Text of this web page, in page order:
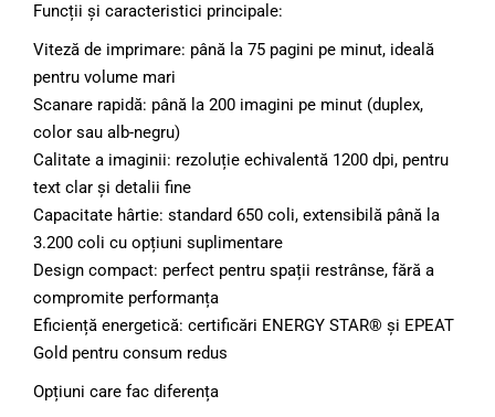
Funcții și caracteristici principale:
Viteză de imprimare: până la 75 pagini pe minut, ideală
pentru volume mari
Scanare rapidă: până la 200 imagini pe minut (duplex,
color sau alb-negru)
Calitate a imaginii: rezoluție echivalentă 1200 dpi, pentru
text clar și detalii fine
Capacitate hârtie: standard 650 coli, extensibilă până la
3.200 coli cu opțiuni suplimentare
Design compact: perfect pentru spații restrânse, fără a
compromite performanța
Eficiență energetică: certificări ENERGY STAR® și EPEAT
Gold pentru consum redus
Opțiuni care fac diferența